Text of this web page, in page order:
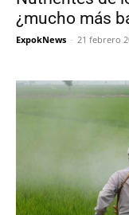
¿mucho más
ExpokNews - 21 febrero